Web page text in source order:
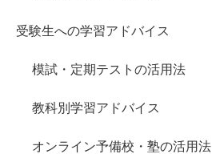
受験生への学習アドバイス
模試・定期テストの活用法
教科別学習アドバイス
オンライン予備校・塾の活用法